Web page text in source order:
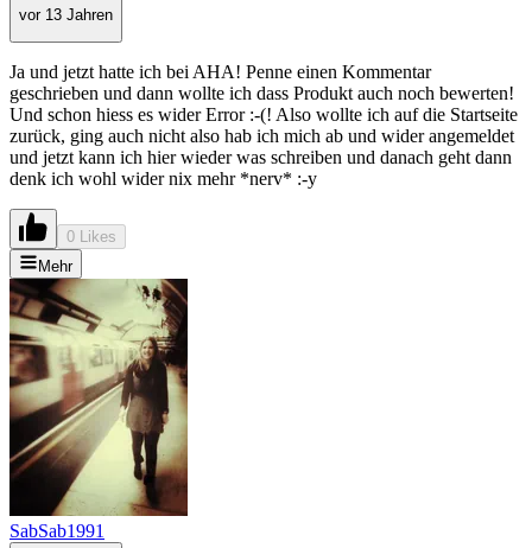
vor 13 Jahren
Ja und jetzt hatte ich bei AHA! Penne einen Kommentar
geschrieben und dann wollte ich dass Produkt auch noch bewerten!
Und schon hiess es wider Error :-(! Also wollte ich auf die Startseite
zurück, ging auch nicht also hab ich mich ab und wider angemeldet
und jetzt kann ich hier wieder was schreiben und danach geht dann
denk ich wohl wider nix mehr *nerv* :-y
0 Likes
Mehr
SabSab1991